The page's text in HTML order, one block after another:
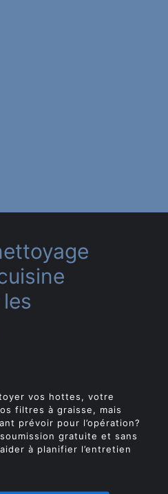
vos hottes, votre
filtres à graisse, mais
prévoir pour l’opération?
gratuite et sans
à planifier l’entretien